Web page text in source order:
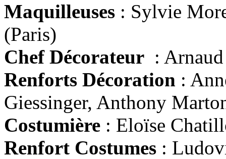
Maquilleuses : Sylvie
(Paris)
Chef Décorateur :
Renforts Décoration :
Giessinger, Anthony
Costumière : Eloïse
Renfort Costumes :